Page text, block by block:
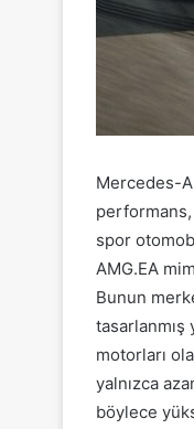
Mercedes-
spor
AMG.EA
Bunun
motorları
yalnızca
böylece